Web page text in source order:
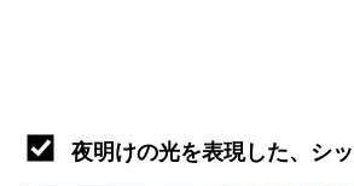
夜明けの光を表現した、シ